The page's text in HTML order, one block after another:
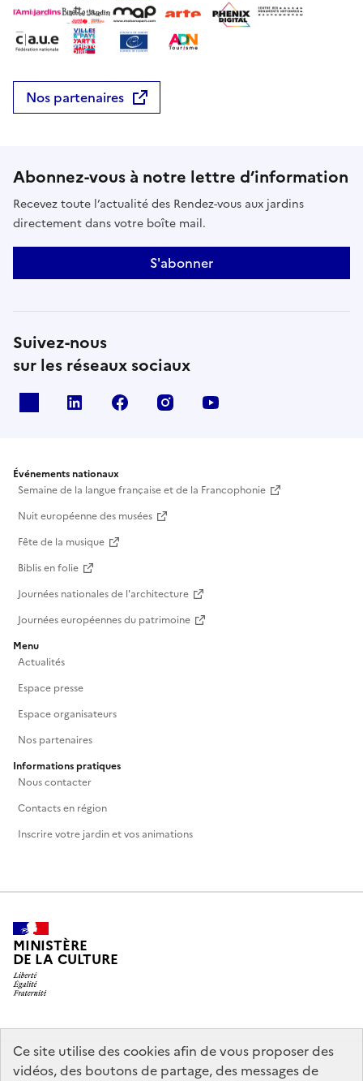
Ce site utilise des cookies afin de vous proposer des
vidéos, des boutons de partage, des messages de
Nos partenaires
Abonnez-vous à notre lettre d’information
Recevez toute l’actualité des Rendez-vous aux jardins
directement dans votre boîte mail.
S'abonner
Suivez-nous
sur les réseaux sociaux
Linkedin Facebook Instagram
Événements nationaux
Semaine de la langue française et de la Francophonie
Nuit européenne des musées
Fête de la musique
Biblis en folie
Journées nationales de l'architecture
Journées européennes du patrimoine
Menu
Actualités
Espace presse
Espace organisateurs
Nos partenaires
Informations pratiques
Nous contacter
Contacts en région
Inscrire votre jardin et vos animations
MINISTÈRE
DE LA CULTURE
legifrance.gouv.fr
info.gouv.fr